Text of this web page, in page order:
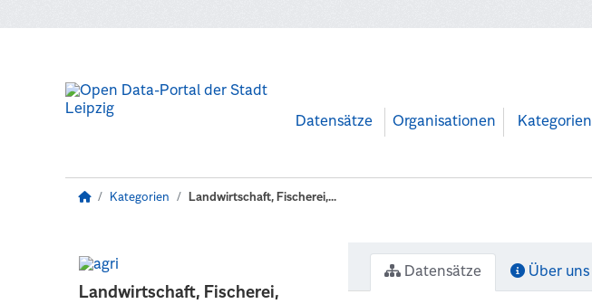
Datensätze Organisationen Kategorien
Kategorien Landwirtschaft, Fischerei,...
Landwirtschaft, Fischerei,
Datensätze Über uns